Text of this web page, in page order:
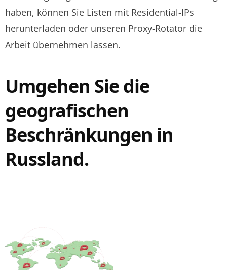
haben, können Sie Listen mit Residential-IPs
herunterladen oder unseren Proxy-Rotator die
Arbeit übernehmen lassen.
Umgehen Sie die
geografischen
Beschränkungen in
Russland.